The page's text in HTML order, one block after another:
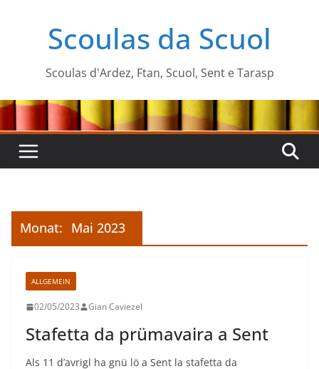
Scoulas da Scuol
Scoulas d'Ardez, Ftan, Scuol, Sent e Tarasp
Monat: Mai 2023
ALLGEMEIN
02/05/2023 Gian Caviezel
Stafetta da prümavaira a Sent
Als 11 d’avrigl ha gnü lö a Sent la stafetta da